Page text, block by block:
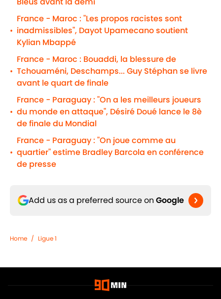
•
France - Maroc : "Les propos racistes sont
inadmissibles", Dayot Upamecano soutient
Kylian Mbappé
•
France - Maroc : Bouaddi, la blessure de
Tchouaméni, Deschamps... Guy Stéphan se livre
avant le quart de finale
•
France - Paraguay : "On a les meilleurs joueurs
du monde en attaque", Désiré Doué lance le 8è
de finale du Mondial
•
France - Paraguay : "On joue comme au
quartier" estime Bradley Barcola en conférence
de presse
Add us as a preferred source on Google
Home / Ligue 1